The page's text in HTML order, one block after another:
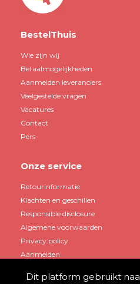
BestelThuis
Wie zijn wij
Betaalmogelijkheden
Aanmelden leveranciers
Veelgestelde vragen
Vacatures
Contact
Pers
Onze service
Retourinformatie
Klachten en geschillen
Responsible disclosure
Algemene voorwaarden
Privacy policy
Aanmelden
Dit platform gebruikt